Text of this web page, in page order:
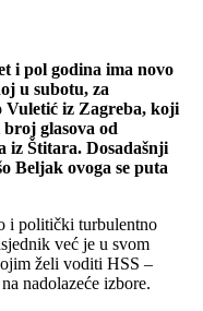
i pol godina ima novo
u subotu, za
Vuletić iz Zagreba, koji
glasova od
iz Štitara. Dosadašnji
Beljak ovoga se puta
i politički turbulentno
već je u svom
želi voditi HSS –
nadolazeće izbore.